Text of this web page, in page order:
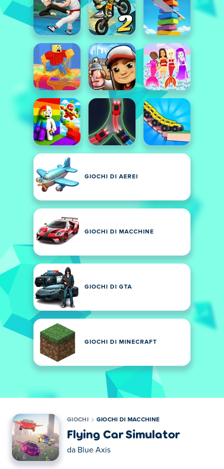
GIOCHI DI AEREI
GIOCHI DI MACCHINE
GIOCHI DI GTA
GIOCHI DI MINECRAFT
GIOCHI GIOCHI DI MACCHINE
Flying Car Simulator
da Blue Axis